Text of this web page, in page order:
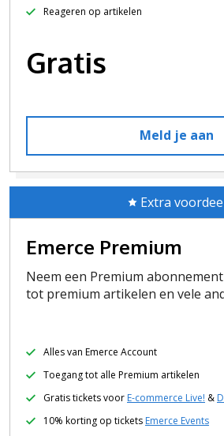
Reageren op artikelen
Gratis
Meld je aan
Extra
Emerce Premium
Neem een Premium
tot premium artikelen en vele
Alles van Emerce Account
Toegang tot alle Premium artikelen
Gratis tickets voor E-commerce Live! &
10% korting op tickets Emerce Events